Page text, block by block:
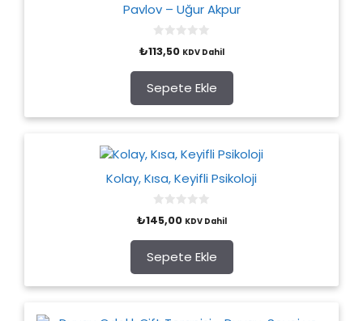
Pavlov – Uğur Akpur
0
o
t
o
f
5
₺113,50 KDV Dahil
Sepete Ekle
Kolay, Kısa, Keyifli Psikoloji
o
t
o
f
5
₺145,00 KDV Dahil
Sepete Ekle